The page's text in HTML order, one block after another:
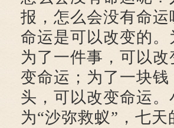
报，怎么会没有命
命运是可以改变的
为了一件事，可以
变命运；为了一块
头，可以改变命运。
为“沙弥救蚁”，七天